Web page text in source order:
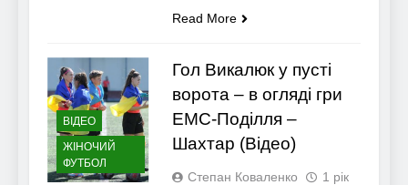
Read More
ВІДЕО
ЖІНОЧИЙ
ФУТБОЛ
Гол Викалюк у пусті
ворота – в огляді гри
ЕМС-Поділля –
Шахтар (Відео)
Степан Коваленко
1 рік